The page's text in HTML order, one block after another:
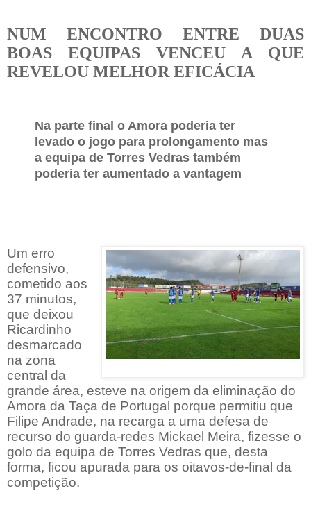
NUM ENCONTRO ENTRE DUAS
BOAS EQUIPAS VENCEU A QUE
REVELOU MELHOR EFICÁCIA
Na parte final o Amora poderia ter
levado o jogo para prolongamento mas
a equipa de Torres Vedras também
poderia ter aumentado a vantagem
Um erro
defensivo,
cometido aos
37 minutos,
que deixou
Ricardinho
desmarcado
na zona
central da
grande área, esteve na origem da eliminação do
Amora da Taça de Portugal porque permitiu que
Filipe Andrade, na recarga a uma defesa de
recurso do guarda-redes Mickael Meira, fizesse o
golo da equipa de Torres Vedras que, desta
forma, ficou apurada para os oitavos-de-final da
competição.